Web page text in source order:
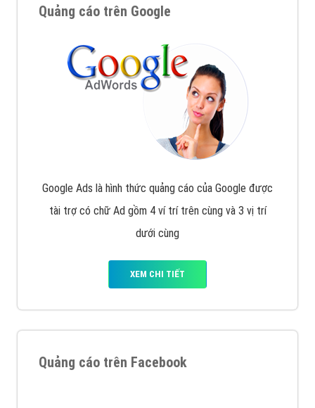
Quảng cáo trên Google
Google Ads là hình thức quảng cáo của Google được
tài trợ có chữ Ad gồm 4 ví trí trên cùng và 3 vị trí
dưới cùng
XEM CHI TIẾT
Quảng cáo trên Facebook